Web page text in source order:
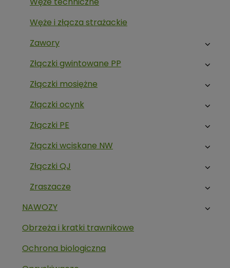
Węże i złącza strażackie
Zawory
Złączki gwintowane PP
Złączki mosiężne
Złączki ocynk
Złączki PE
Złączki wciskane NW
Złączki QJ
Zraszacze
NAWOZY
Obrzeża i kratki trawnikowe
Ochrona biologiczna